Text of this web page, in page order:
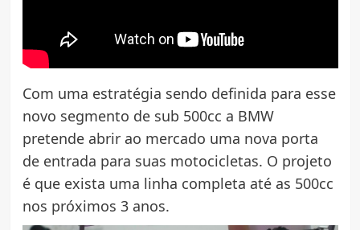
Com uma estratégia sendo definida para esse
novo segmento de sub 500cc a BMW
pretende abrir ao mercado uma nova porta
de entrada para suas motocicletas. O projeto
é que exista uma linha completa até as 500cc
nos próximos 3 anos.